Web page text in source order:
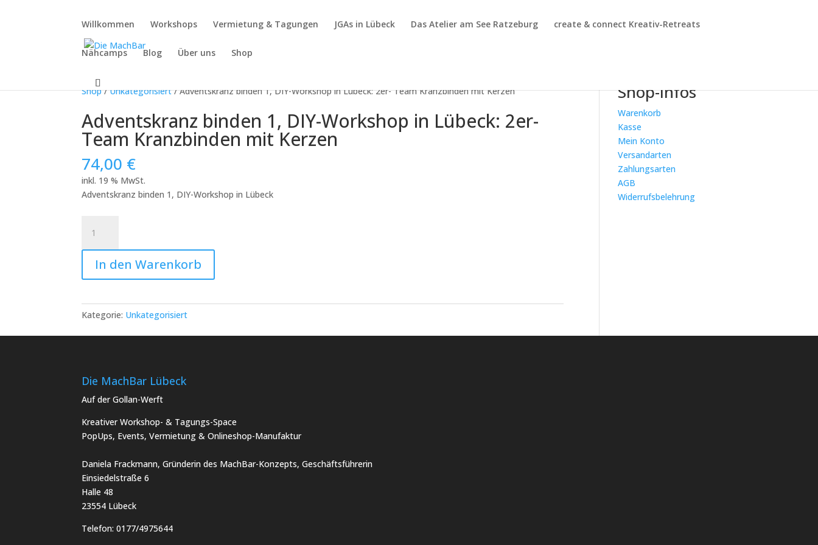
Willkommen Workshops Vermietung & Tagungen JGAs in Lübeck Das Atelier am See Ratzeburg create & connect Kreativ-Retreats
Nähcamps Blog Über uns Shop
Shop/Unkategorisiert/ Adventskranz binden 1, DIY-Workshop in Lübeck: 2er- Team Kranzbinden mit Kerzen
Adventskranz binden 1, DIY-Workshop in Lübeck: 2er-
Team Kranzbinden mit Kerzen
74,00 €
inkl. 19 % MwSt.
Adventskranz binden 1, DIY-Workshop in Lübeck
binden
1,
DIY-
Workshop
Lübeck:
2er-
Team
Kerzen
In den Warenkorb
Kategorie: Unkategorisiert
Shop-Infos
Warenkorb
Kasse
Mein Konto
Versandarten
Zahlungsarten
AGB
Widerrufsbelehrung
Die MachBar Lübeck
Auf der Gollan-Werft
Kreativer Workshop- & Tagungs-Space
PopUps, Events, Vermietung & Onlineshop-Manufaktur
Daniela Frackmann, Gründerin des MachBar-Konzepts, Geschäftsführerin
Einsiedelstraße 6
Halle 48
23554 Lübeck
Telefon:0177/4975644